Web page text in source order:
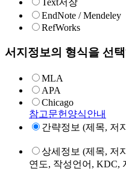
Text저장
EndNote / Mendeley
RefWorks
서지정보의 형식을 선
MLA
APA
Chicago
참고문헌양식안내
간략정보 (제목, 저
상세정보 (제목, 저
연도, 작성언어, KDC,